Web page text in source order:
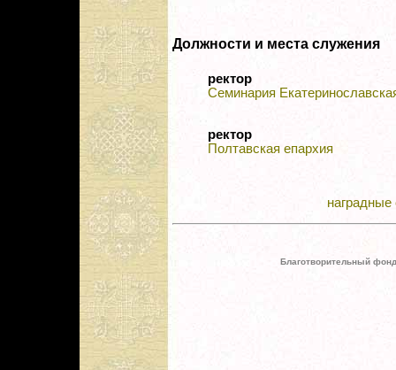
Должности и места служения
ректор
Семинария
ректор
Полтавская епархия
наградные
Благотворительный